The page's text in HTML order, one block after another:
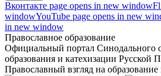
Вконтакте page opens in new window
windowYouTube page opens in new
in new window
Православное образование
Официальный портал Синодального
образования и катехизации Русской
Православный взгляд на